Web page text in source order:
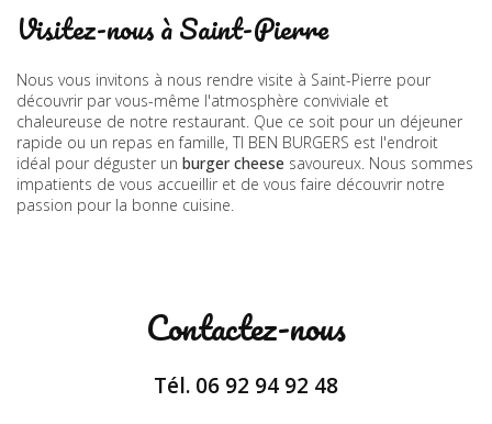
Visitez-nous à Saint-Pierre
Nous vous invitons à nous rendre visite à Saint-Pierre pour
découvrir par vous-même l'atmosphère conviviale et
chaleureuse de notre restaurant. Que ce soit pour un déjeuner
rapide ou un repas en famille, TI BEN BURGERS est l'endroit
idéal pour déguster un burger cheese savoureux. Nous sommes
impatients de vous accueillir et de vous faire découvrir notre
passion pour la bonne cuisine.
Contactez-nous
Tél. 06 92 94 92 48